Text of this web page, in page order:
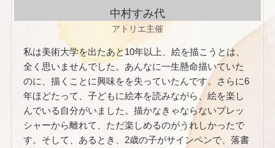
中村すみ代
アトリエ主催
私は美術大学を出たあと10年以上、絵を描こうとは、
全く思いませんでした。あんなに一生懸命描いていた
のに、描くことに興味をを失っていたんです。さらに6
年ほどたって、子どもに絵本を読みながら、絵を楽し
んでいる自分がいました。描かなきゃならないプレッ
シャーから離れて、ただ楽しめるのがうれしかったで
す。そして、あるとき、2歳の子がサインペンで、落書